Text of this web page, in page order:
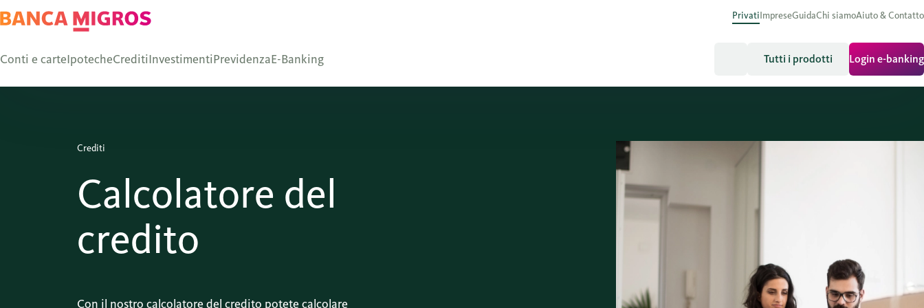
PrivatiImpreseGuidaChi siamoAiuto & Contatto
Conti e carteIpotecheCreditiInvestimentiPrevidenzaE-Banking Tutti i prodotti Login e-banking
Crediti
Calcolatore del
credito
Con il nostro calcolatore del credito potete calcolare